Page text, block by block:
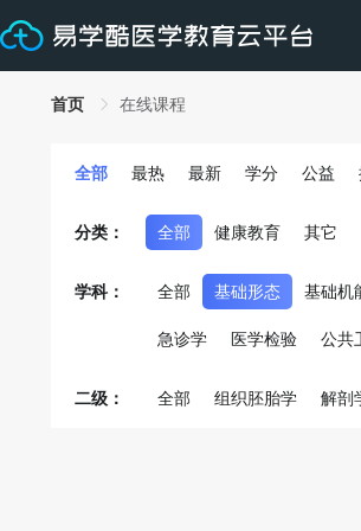
首页 在线课程
全部 最热 最新 学分 公益
分类： 全部 健康教育 其它
学科： 全部 基础形态 基础机
急诊学 医学检验 公共
医学伦理 医患沟通 重
二级： 全部 组织胚胎学 解剖